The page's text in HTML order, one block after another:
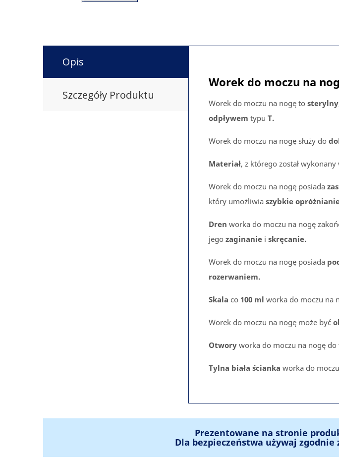
Opis
Szczegóły Produktu
Worek do moczu na
Worek do moczu na nogę to
odpływem typu T.
Worek do moczu na nogę służy do
Materiał, z którego został
Worek do moczu na nogę posiada
który umożliwiaszybkie
Dren worka do moczu na nogę
jegozaginanie i skręcanie.
Worek do moczu na nogę posiada
rozerwaniem.
Skala co100 ml worka do moczu na
Worek do moczu na nogę może być
Otwory worka do moczu na nogę do
Tylna biała ścianka worka do
Prezentowane na stronie
Dla bezpieczeństwa używaj